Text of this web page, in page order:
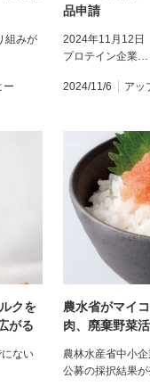
組みが
ー
品申請
2024年11月12日
プロテイン企業…
2024/11/6 アッ
クを
がる
ない
農水省がマイ
肉、廃棄野菜
第2回採択結果
農林水産省中小
公募の採択結果